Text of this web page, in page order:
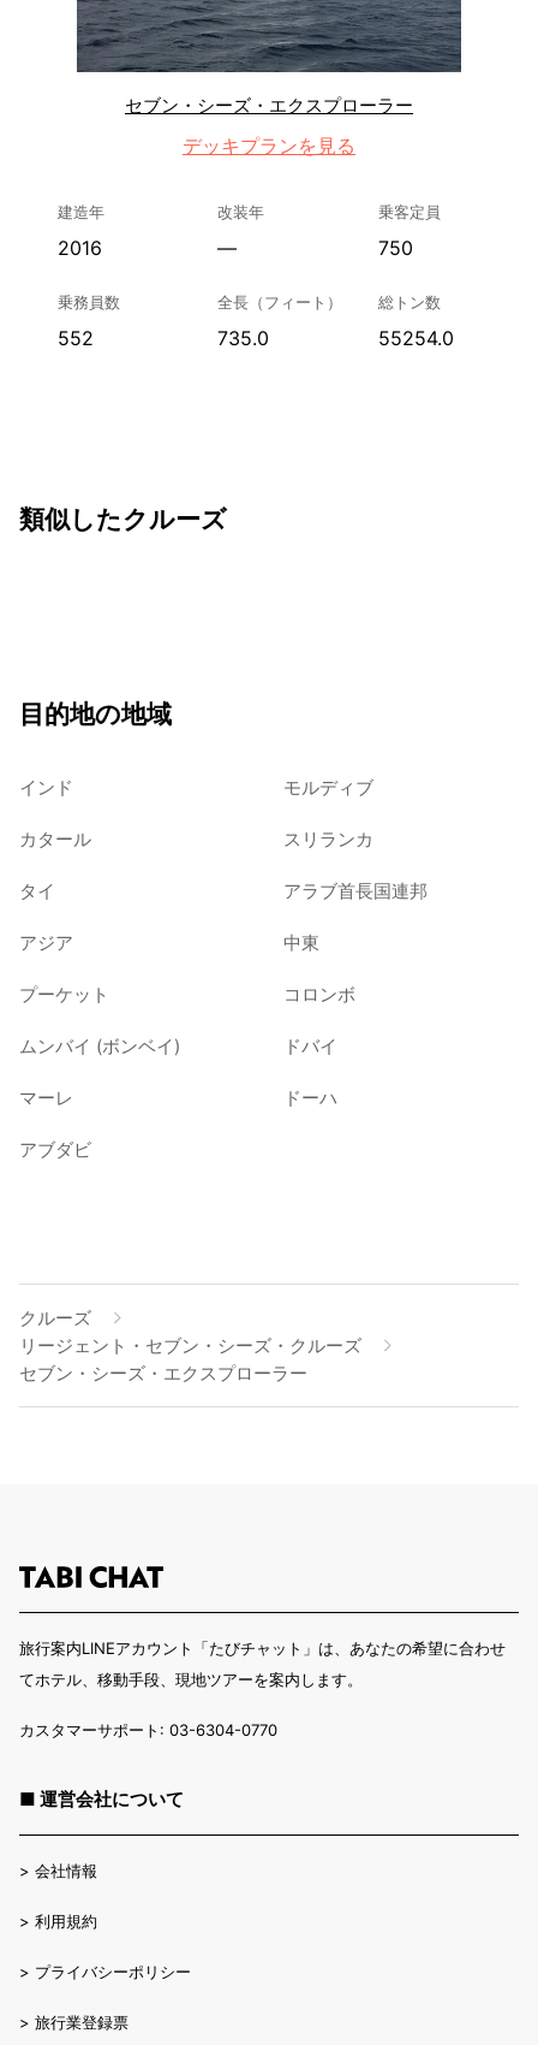
セブン・シーズ・エクスプローラー
デッキプランを見る
建造年
2016
改装年
—
乗客定員
750
乗務員数
552
全長（フィート）
735.0
総トン数
55254.0
類似したクルーズ
目的地の地域
インド モルディブ
カタール スリランカ
タイ アラブ首長国連邦
アジア 中東
プーケット コロンボ
ムンバイ (ボンベイ) ドバイ
マーレ ドーハ
アブダビ
クルーズ
リージェント・セブン・シーズ・クルーズ
セブン・シーズ・エクスプローラー
旅行案内LINEアカウント「たびチャット」は、あなたの希望に合わせ
てホテル、移動手段、現地ツアーを案内します。
カスタマーサポート: 03-6304-0770
■ 運営会社について
> 会社情報
> 利用規約
> プライバシーポリシー
> 旅行業登録票